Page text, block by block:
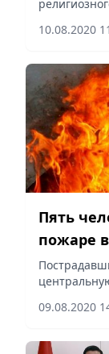
10.08.2020
Пять
пожаре
09.08.2020